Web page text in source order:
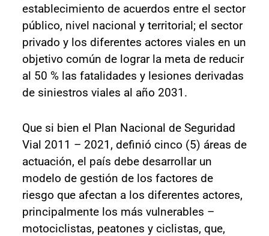
establecimiento de acuerdos entre el sector
público, nivel nacional y territorial; el sector
privado y los diferentes actores viales en un
objetivo común de lograr la meta de reducir
al 50 % las fatalidades y lesiones derivadas
de siniestros viales al año 2031.
Que si bien el Plan Nacional de Seguridad
Vial 2011 – 2021, definió cinco (5) áreas de
actuación, el país debe desarrollar un
modelo de gestión de los factores de
riesgo que afectan a los diferentes actores,
principalmente los más vulnerables –
motociclistas, peatones y ciclistas, que,